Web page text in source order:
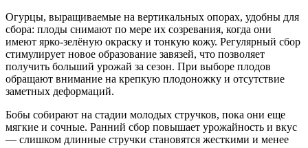
Огурцы, выращиваемые на вертикальных опорах, удобны для
сбора: плоды снимают по мере их созревания, когда они
имеют ярко-зелёную окраску и тонкую кожу. Регулярный сбор
стимулирует новое образование завязей, что позволяет
получить больший урожай за сезон. При выборе плодов
обращают внимание на крепкую плодоножку и отсутствие
заметных деформаций.
Бобы собирают на стадии молодых стручков, пока они еще
мягкие и сочные. Ранний сбор повышает урожайность и вкус
— слишком длинные стручки становятся жесткими и менее